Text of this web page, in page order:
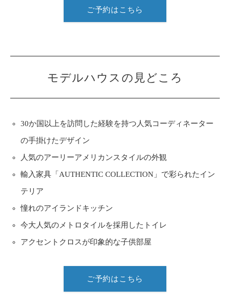
ご予約はこちら
モデルハウスの見どころ
30か国以上を訪問した経験を持つ人気コーディネーター
の手掛けたデザイン
人気のアーリーアメリカンスタイルの外観
輸入家具「AUTHENTIC COLLECTION」で彩られたイン
テリア
憧れのアイランドキッチン
今大人気のメトロタイルを採用したトイレ
アクセントクロスが印象的な子供部屋
ご予約はこちら